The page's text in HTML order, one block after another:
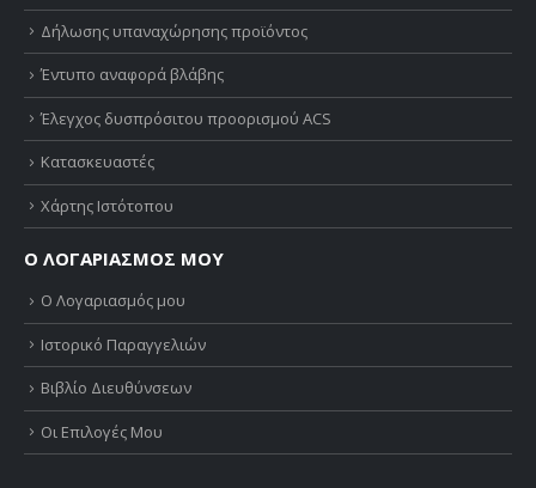
Δήλωσης υπαναχώρησης προϊόντος
Έντυπο αναφορά βλάβης
Έλεγχος δυσπρόσιτου προορισμού ACS
Κατασκευαστές
Χάρτης Ιστότοπου
Ο ΛΟΓΑΡΙΑΣΜΟΣ ΜΟΥ
Ο Λογαριασμός μου
Ιστορικό Παραγγελιών
Βιβλίο Διευθύνσεων
Οι Επιλογές Μου